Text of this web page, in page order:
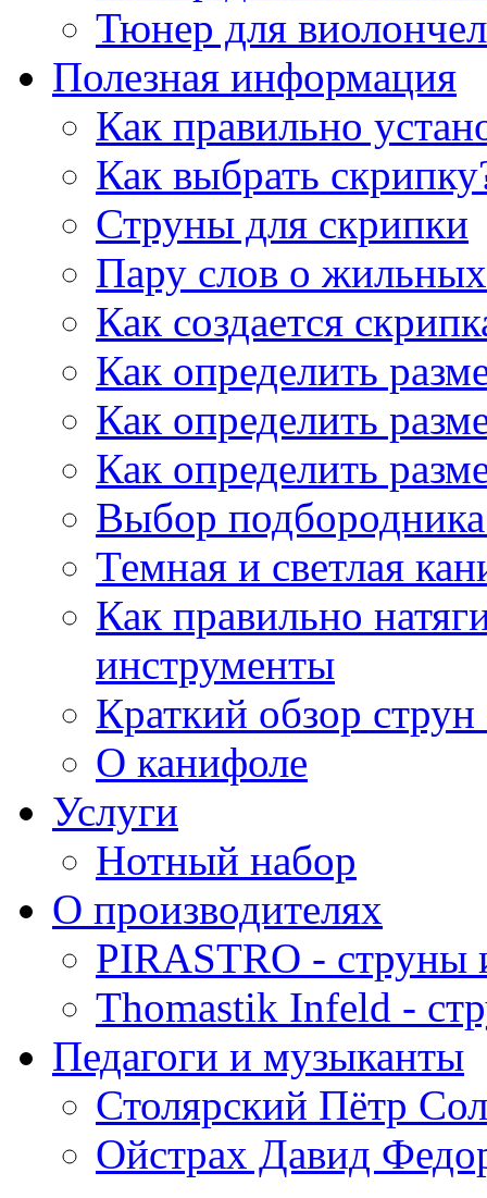
Тюнер для
Полезная информация
Как правильно
Как выбрать
Струны для скрипки
Пару слов о
Как создается
Как определить
Как определить
Как определить
Выбор
Темная и светлая
Как правильно
инструменты
Краткий обзор
О канифоле
Услуги
Нотный набор
О производителях
PIRASTRO - струны
Thomastik Infeld -
Педагоги и музыканты
Столярский Пётр
Ойстрах Давид